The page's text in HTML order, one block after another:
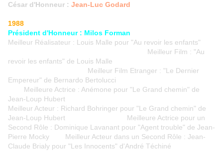
César d'Honneur : Jean-Luc Godard
1988
Président d'Honneur : Milos Forman
Meilleur Réalisateur : Louis Malle pour "Au revoir les enfants"
Meilleur Film : "Au
revoir les enfants" de Louis Malle
Meilleur Film Etranger : "Le Dernier
Empereur" de Bernardo Bertolucci
Meilleure Actrice : Anémone pour "Le Grand chemin" de
Jean-Loup Hubert
Meilleur Acteur : Richard Bohringer pour "Le Grand chemin" de
Jean-Loup Hubert Meilleure Actrice pour un
Second Rôle : Dominique Lavanant pour "Agent trouble" de Jean-
Pierre Mocky Meilleur Acteur dans un Second Rôle : Jean-
Claude Brialy pour "Les Innocents" d'André Téchiné